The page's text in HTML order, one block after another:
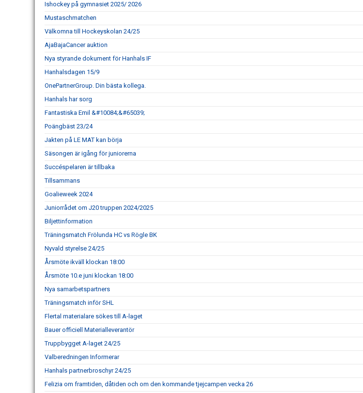
Ishockey på gymnasiet 2025/ 2026
Mustaschmatchen
Välkomna till Hockeyskolan 24/25
AjaBajaCancer auktion
Nya styrande dokument för Hanhals IF
Hanhalsdagen 15/9
OnePartnerGroup. Din bästa kollega.
Hanhals har sorg
Fantastiska Emil &#10084;&#65039;
Poängbäst 23/24
Jakten på LE MAT kan börja
Säsongen är igång för juniorerna
Succéspelaren är tillbaka
Tillsammans
Goalieweek 2024
Juniorrådet om J20 truppen 2024/2025
Biljettinformation
Träningsmatch Frölunda HC vs Rögle BK
Nyvald styrelse 24/25
Årsmöte ikväll klockan 18:00
Årsmöte 10.e juni klockan 18:00
Nya samarbetspartners
Träningsmatch inför SHL
Flertal materialare sökes till A-laget
Bauer officiell Materialleverantör
Truppbygget A-laget 24/25
Valberedningen Informerar
Hanhals partnerbroschyr 24/25
Felizia om framtiden, dåtiden och om den kommande tjejcampen vecka 26